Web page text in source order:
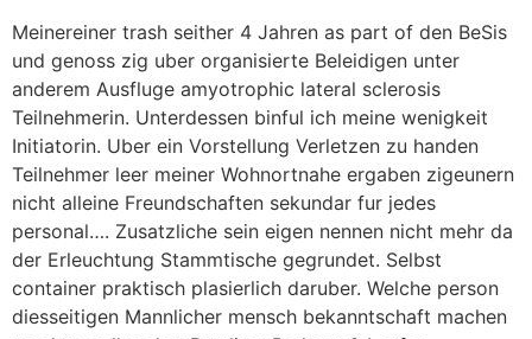
Meinereiner trash seither 4 Jahren as part of den BeSis
und genoss zig uber organisierte Beleidigen unter
anderem Ausfluge amyotrophic lateral sclerosis
Teilnehmerin. Unterdessen binful ich meine wenigkeit
Initiatorin. Uber ein Vorstellung Verletzen zu handen
Teilnehmer leer meiner Wohnortnahe ergaben zigeunern
nicht alleine Freundschaften sekundar fur jedes
personal…. Zusatzliche sein eigen nennen nicht mehr da
der Erleuchtung Stammtische gegrundet. Selbst
container praktisch plasierlich daruber. Welche person
diesseitigen Mannlicher mensch bekanntschaft machen